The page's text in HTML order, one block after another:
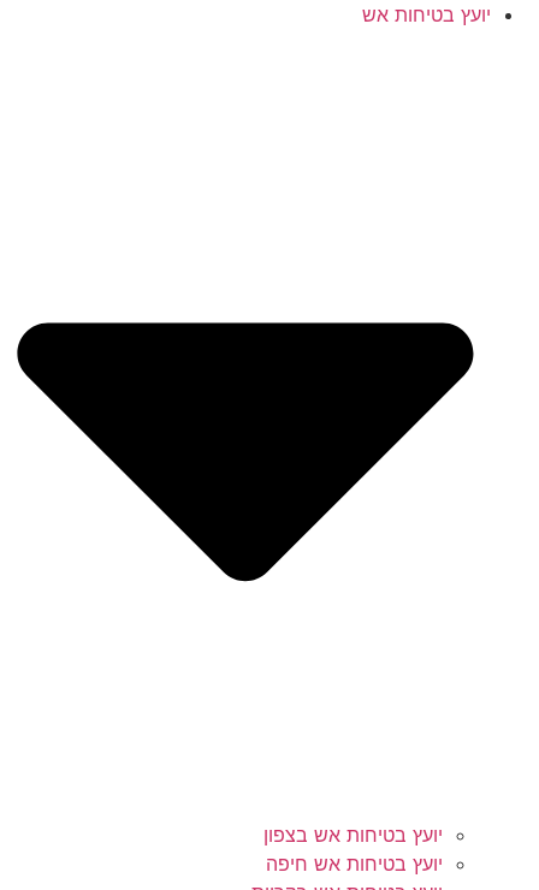
יועץ בטיחות אש
יועץ בטיחות אש בצפון
יועץ בטיחות אש חיפה